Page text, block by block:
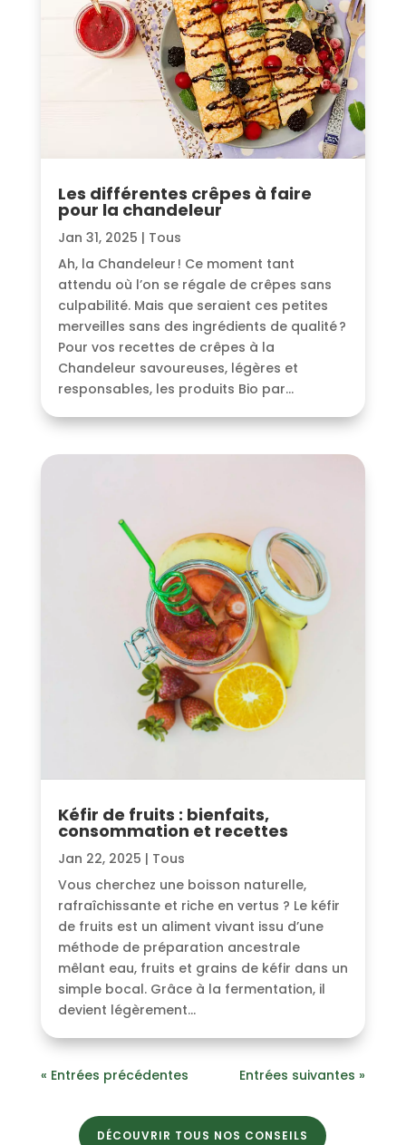
Les différentes crêpes à faire
pour la chandeleur
Jan 31, 2025 | Tous
Ah, la Chandeleur ! Ce moment tant
attendu où l’on se régale de crêpes sans
culpabilité. Mais que seraient ces petites
merveilles sans des ingrédients de qualité ?
Pour vos recettes de crêpes à la
Chandeleur savoureuses, légères et
responsables, les produits Bio par...
Kéfir de fruits : bienfaits,
consommation et recettes
Jan 22, 2025 | Tous
Vous cherchez une boisson naturelle,
rafraîchissante et riche en vertus ? Le kéfir
de fruits est un aliment vivant issu d’une
méthode de préparation ancestrale
mêlant eau, fruits et grains de kéfir dans un
simple bocal. Grâce à la fermentation, il
devient légèrement...
« Entrées précédentes Entrées suivantes »
DÉCOUVRIR TOUS NOS CONSEILS